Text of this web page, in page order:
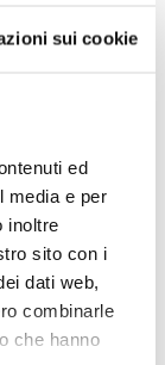
sui cookie
ed
media e per
inoltre
sito con i
dati web,
combinarle
che hanno